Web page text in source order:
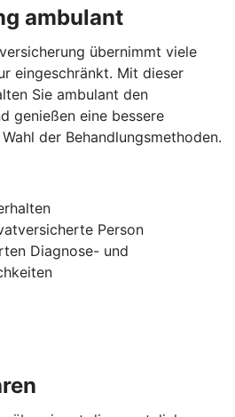
ambulant
übernimmt viele
eingeschränkt. Mit dieser
Sie ambulant den
genießen eine bessere
der Behandlungsmethoden.
Person
Diagnose- und